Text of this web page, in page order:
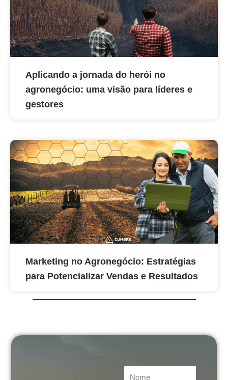
Aplicando a jornada do herói no
agronegócio: uma visão para líderes e
gestores
Marketing no Agronegócio: Estratégias
para Potencializar Vendas e Resultados